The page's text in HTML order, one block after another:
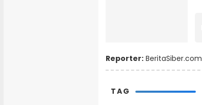
Reporter: BeritaSiber.com
TAG